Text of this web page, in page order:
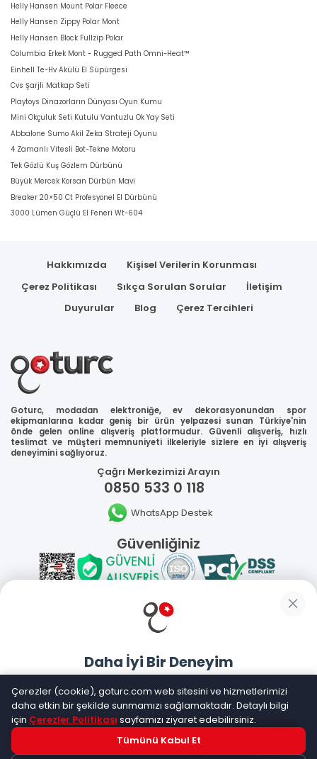
Helly Hansen Mount Polar Fleece
Helly Hansen Zippy Polar Mont
Helly Hansen Block Fullzip Polar
Columbia Erkek Mont - Rugged Path Omni-Heat™
Einhell Te-Hv Akülü El Süpürgesi
Cvs Şarjli Matkap Seti
Playtoys Dinazorların Dünyası Oyun Kumu
Mini Okçuluk Seti Kutulu Vantuzlu Ok Yay Seti
Abbalone Sumo Akil Zeka Strateji Oyunu
4 Zamanlı Vitesli Bot-Tekne Motoru
Tek Gözlü Kuş Gözlem Dürbünü
Büyük Mercek Korsan Dürbün Mavi
Breaker 20×50 Ct Profesyonel El Dürbünü
3000 Lümen Güçlü El Feneri Wt-604
Hakkımızda
Kişisel Verilerin Korunması
Çerez Politikası
Sıkça Sorulan Sorular
İletişim
Duyurular
Blog Çerez Tercihleri
Goturc, modadan elektroniğe, ev dekorasyonundan spor
ekipmanlarına kadar geniş bir ürün yelpazesi sunan Türkiye'nin
önde gelen online alışveriş platformudur. Güvenli alışveriş, hızlı
teslimat ve müşteri memnuniyeti ilkeleriyle sizlere en iyi alışveriş
deneyimini sağlıyoruz.
Çağrı Merkezimizi Arayın
0850 533 0 118
WhatsApp Destek
Güvenliğiniz
Sosyal Medya
Mobil Uygulamalarımız
Daha İyi Bir Deneyim
Goturc mobil uygulamasıyla daha hızlı ve kolay alışveriş
yapın
Hemen Dene!
Çerezler (cookie), goturc.com web sitesini ve hizmetlerimizi
daha etkin bir şekilde sunmamızı sağlamaktadır. Detaylı bilgi
için Çerezler Politikası sayfamızı ziyaret edebilirsiniz.
Tümünü Kabul Et